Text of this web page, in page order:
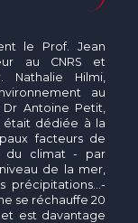
le Prof. Jean
au CNRS et
Hilmi,
au
Antoine Petit,
était dédiée à la
facteurs de
du climat - par
de la mer,
précipitations...-
se réchauffe 20
est davantage